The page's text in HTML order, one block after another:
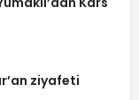
ziyafeti